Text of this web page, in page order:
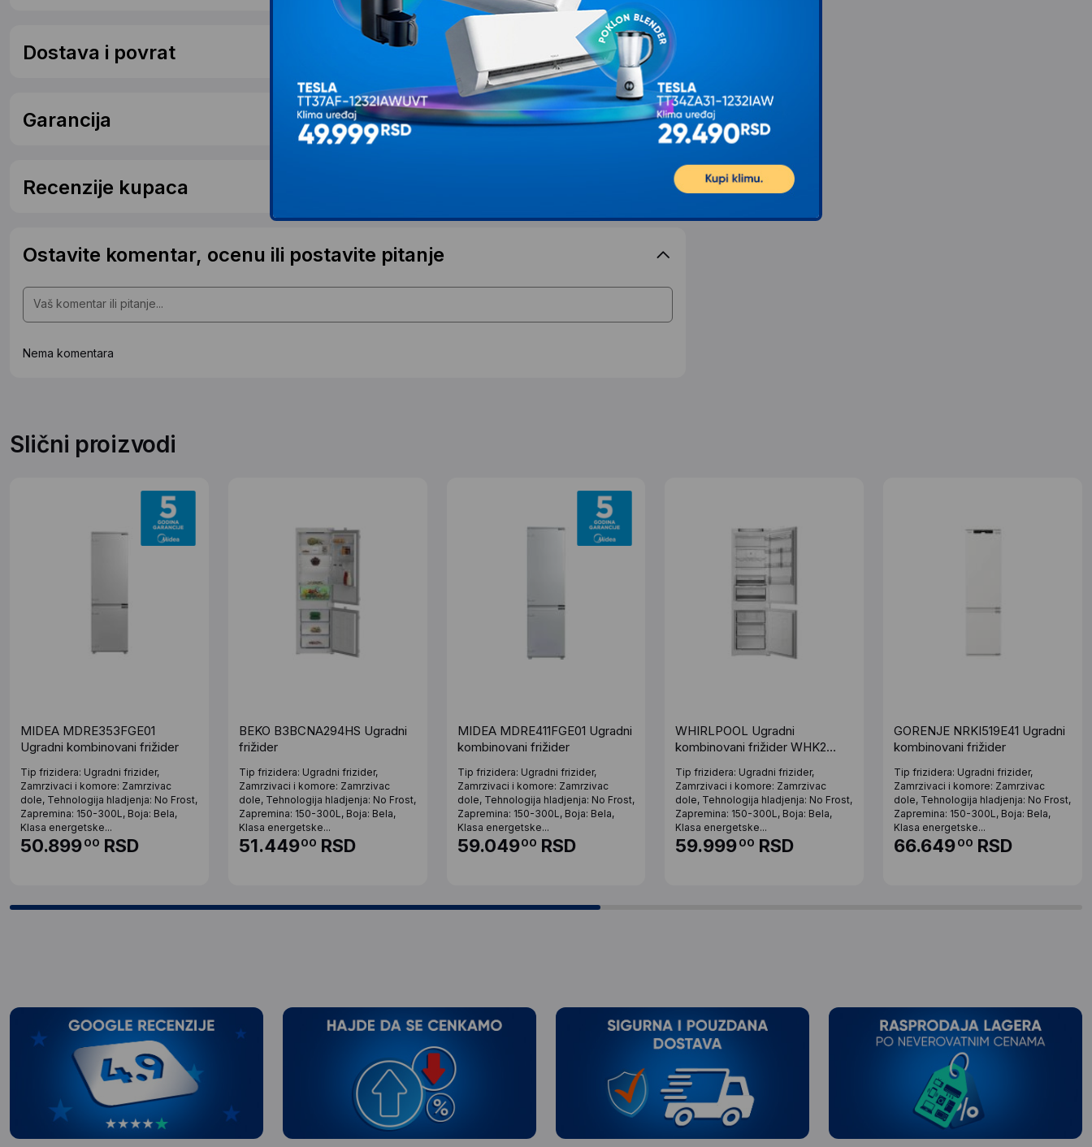
Dostava i povrat
Garancija
Recenzije kupaca
Ostavite komentar, ocenu ili postavite pitanje
Nema komentara
Slični proizvodi
MIDEA MDRE353FGE01
Ugradni kombinovani frižider
Tip frizidera: Ugradni frizider,
Zamrzivaci i komore: Zamrzivac
dole, Tehnologija hladjenja: No Frost,
Zapremina: 150-300L, Boja: Bela,
Klasa energetske...
50.89900 RSD
BEKO B3BCNA294HS Ugradni
frižider
Tip frizidera: Ugradni frizider,
Zamrzivaci i komore: Zamrzivac
dole, Tehnologija hladjenja: No Frost,
Zapremina: 150-300L, Boja: Bela,
Klasa energetske...
51.44900 RSD
MIDEA MDRE411FGE01 Ugradni
kombinovani frižider
Tip frizidera: Ugradni frizider,
Zamrzivaci i komore: Zamrzivac
dole, Tehnologija hladjenja: No Frost,
Zapremina: 150-300L, Boja: Bela,
Klasa energetske...
59.04900 RSD
WHIRLPOOL Ugradni
kombinovani frižider WHK2
Tip frizidera: Ugradni frizider,
Zamrzivaci i komore: Zamrzivac
dole, Tehnologija hladjenja: No Frost,
Zapremina: 150-300L, Boja: Bela,
Klasa energetske...
59.99900 RSD
GORENJE NRKI519E41 Ugradni
kombinovani frižider
Tip frizidera: Ugradni frizider,
Zamrzivaci i komore: Zamrzivac
dole, Tehnologija hladjenja: No Frost,
Zapremina: 150-300L, Boja: Bela,
Klasa energetske...
66.64900 RSD